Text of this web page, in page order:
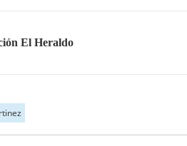
El Heraldo